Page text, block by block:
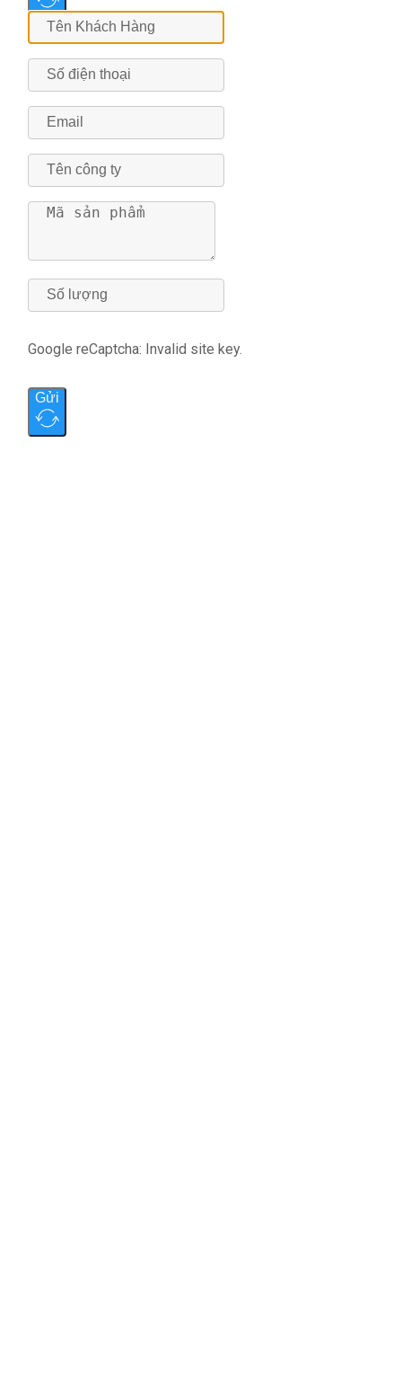
Google reCaptcha: Invalid site key.
Gửi